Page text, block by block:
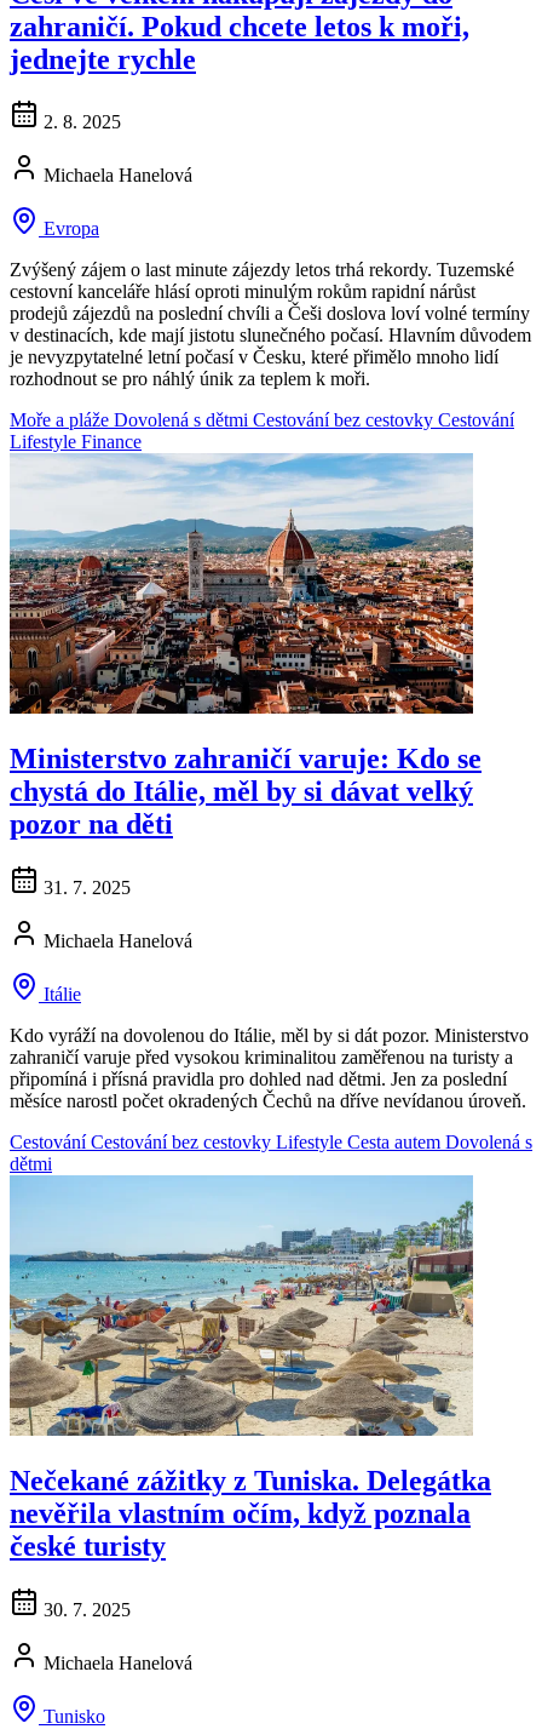
zahraničí. Pokud chcete letos k moři,
jednejte rychle
2. 8. 2025
Michaela Hanelová
Evropa
Zvýšený zájem o last minute zájezdy letos trhá rekordy. Tuzemské
cestovní kanceláře hlásí oproti minulým rokům rapidní nárůst
prodejů zájezdů na poslední chvíli a Češi doslova loví volné termíny
v destinacích, kde mají jistotu slunečného počasí. Hlavním důvodem
je nevyzpytatelné letní počasí v Česku, které přimělo mnoho lidí
rozhodnout se pro náhlý únik za teplem k moři.
Moře a pláže Dovolená s dětmi Cestování bez cestovky Cestování
Lifestyle Finance
Ministerstvo zahraničí varuje: Kdo se
chystá do Itálie, měl by si dávat velký
pozor na děti
31. 7. 2025
Michaela Hanelová
Itálie
Kdo vyráží na dovolenou do Itálie, měl by si dát pozor. Ministerstvo
zahraničí varuje před vysokou kriminalitou zaměřenou na turisty a
připomíná i přísná pravidla pro dohled nad dětmi. Jen za poslední
měsíce narostl počet okradených Čechů na dříve nevídanou úroveň.
CestováníCestování bez cestovky Lifestyle Cesta autem Dovolená s
dětmi
Nečekané zážitky z Tuniska. Delegátka
nevěřila vlastním očím, když poznala
české turisty
30. 7. 2025
Michaela Hanelová
Tunisko